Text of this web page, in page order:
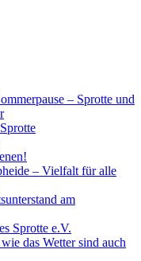
– Sprotte und
– Vielfalt für alle
am
Sprotte e.V.
das Wetter sind auch